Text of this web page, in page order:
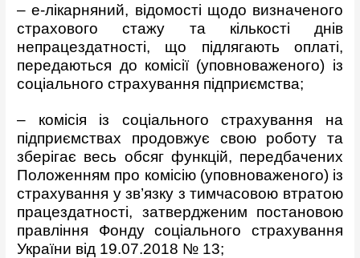
– е-лікарняний, відомості щодо визначеного
страхового стажу та кількості днів
непрацездатності, що підлягають оплаті,
передаються до комісії (уповноваженого) із
соціального страхування підприємства;
– комісія із соціального страхування на
підприємствах продовжує свою роботу та
зберігає весь обсяг функцій, передбачених
Положенням про комісію (уповноваженого) із
страхування у зв’язку з тимчасовою втратою
працездатності, затвердженим постановою
правління Фонду соціального страхування
України від 19.07.2018 № 13;